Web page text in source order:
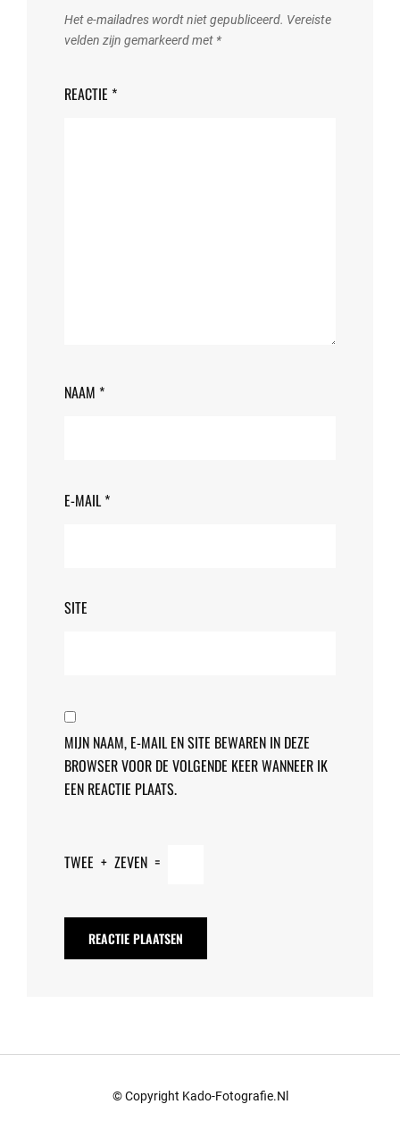
Het e-mailadres wordt niet gepubliceerd. Vereiste
velden zijn gemarkeerd met *
REACTIE *
NAAM *
E-MAIL*
SITE
MIJN NAAM, E-MAIL EN SITE BEWAREN IN DEZE
BROWSER VOOR DE VOLGENDE KEER WANNEER IK
EEN REACTIE PLAATS.
TWEE + ZEVEN =
© Copyright Kado-Fotografie.nl